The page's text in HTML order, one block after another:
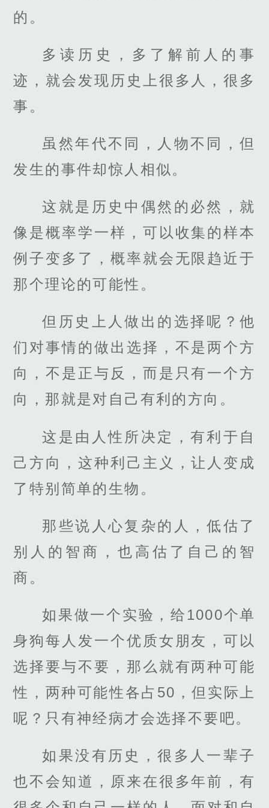
的。
多读历史，多了解前人的事
迹，就会发现历史上很多人，很多
事。
虽然年代不同，人物不同，但
发生的事件却惊人相似。
这就是历史中偶然的必然，就
像是概率学一样，可以收集的样本
例子变多了，概率就会无限趋近于
那个理论的可能性。
但历史上人做出的选择呢？他
们对事情的做出选择，不是两个方
向，不是正与反，而是只有一个方
向，那就是对自己有利的方向。
这是由人性所决定，有利于自
己方向，这种利己主义，让人变成
了特别简单的生物。
那些说人心复杂的人，低估了
别人的智商，也高估了自己的智
商。
如果做一个实验，给1000个单
身狗每人发一个优质女朋友，可以
选择要与不要，那么就有两种可能
性，两种可能性各占50，但实际上
呢？只有神经病才会选择不要吧。
如果没有历史，很多人一辈子
也不会知道，原来在很多年前，有